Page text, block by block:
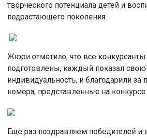
творческого потенциала детей и
подрастающего поколения.
Жюри отметило, что все
подготовлены, каждый показал свою
индивидуальность, и благодарили за
номера, представленные на конкурсе.
Ещё раз поздравляем победителей и